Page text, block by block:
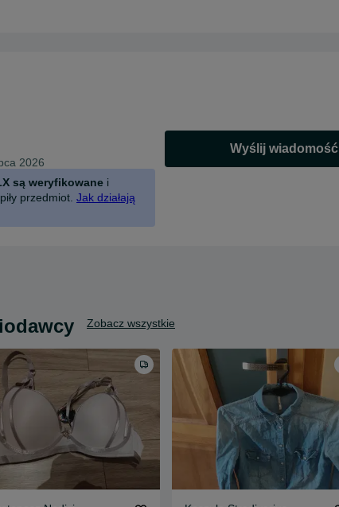
2026
są weryfikowane i
przedmiot. Jak działają
Wyślij wiadomość
Zobacz wszystkie